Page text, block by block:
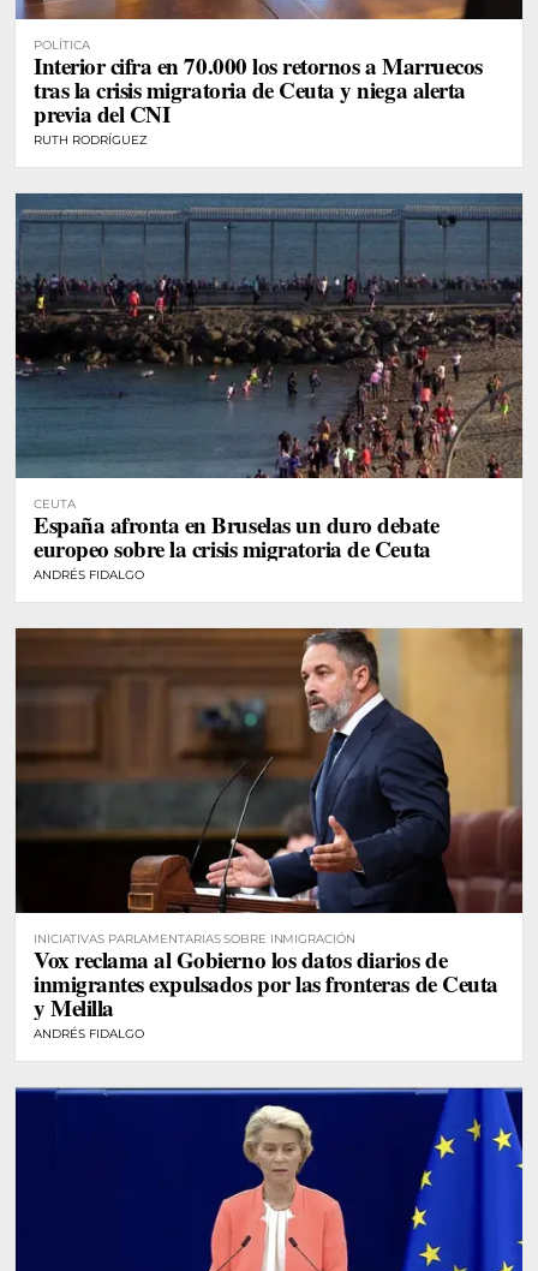
POLÍTICA
Interior cifra en 70.000 los retornos a Marruecos
tras la crisis migratoria de Ceuta y niega alerta
previa del CNI
RUTH RODRÍGUEZ
CEUTA
España afronta en Bruselas un duro debate
europeo sobre la crisis migratoria de Ceuta
ANDRÉS FIDALGO
INICIATIVAS PARLAMENTARIAS SOBRE INMIGRACIÓN
Vox reclama al Gobierno los datos diarios de
inmigrantes expulsados por las fronteras de Ceuta
y Melilla
ANDRÉS FIDALGO